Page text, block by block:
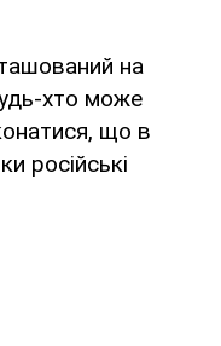
на
хто може
що в
російські